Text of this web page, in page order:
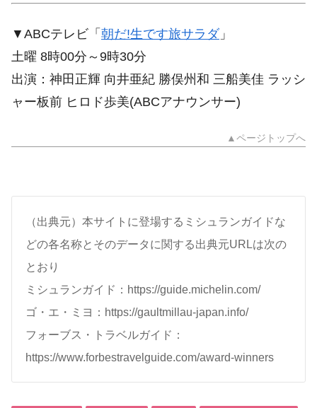
▼ABCテレビ「 朝だ!生です旅サラダ 」
土曜 8時00分～9時30分
出演：神田正輝 向井亜紀 勝俣州和 三船美佳 ラッシ
ャー板前 ヒロド歩美(ABCアナウンサー)
▲ページトップへ
（出典元）本サイトに登場するミシュランガイドな
どの各名称とそのデータに関する出典元URLは次の
とおり
ミシュランガイド：https://guide.michelin.com/
ゴ・エ・ミヨ：https://gaultmillau-japan.info/
フォーブス・トラベルガイド：
https://www.forbestravelguide.com/award-winners